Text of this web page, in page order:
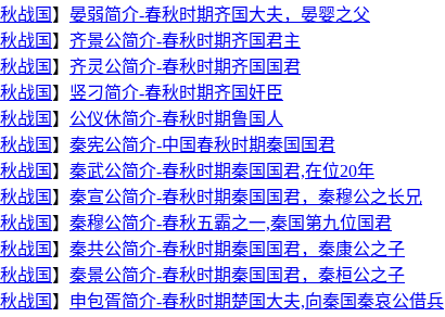
战国 】 晏弱简介-春秋时期齐国大夫，晏婴之父
战国 】 齐景公简介-春秋时期齐国君主
战国 】 齐灵公简介-春秋时期齐国国君
战国 】 竖刁简介-春秋时期齐国奸臣
战国 】 公仪休简介-春秋时期鲁国人
战国 】 秦宪公简介-中国春秋时期秦国国君
战国 】 秦武公简介-春秋时期秦国国君,在位20年
战国 】 秦宣公简介-春秋时期秦国国君，秦穆公之长兄
战国 】 秦穆公简介-春秋五霸之一,秦国第九位国君
战国 】 秦共公简介-春秋时期秦国国君，秦康公之子
战国 】 秦景公简介-春秋时期秦国国君，秦桓公之子
战国 】 申包胥简介-春秋时期楚国大夫,向秦国秦哀公借兵